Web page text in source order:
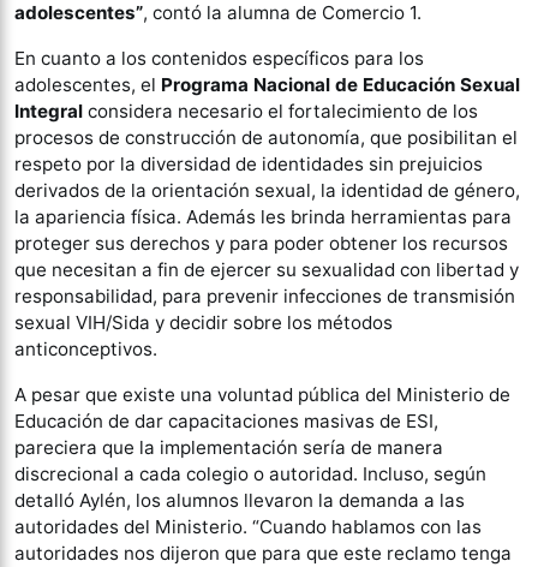
adolescentes”, contó la alumna de Comercio 1.
En cuanto a los contenidos específicos para los
adolescentes, el Programa Nacional de Educación Sexual
Integral considera necesario el fortalecimiento de los
procesos de construcción de autonomía, que posibilitan el
respeto por la diversidad de identidades sin prejuicios
derivados de la orientación sexual, la identidad de género,
la apariencia física. Además les brinda herramientas para
proteger sus derechos y para poder obtener los recursos
que necesitan a fin de ejercer su sexualidad con libertad y
responsabilidad, para prevenir infecciones de transmisión
sexual VIH/Sida y decidir sobre los métodos
anticonceptivos.
A pesar que existe una voluntad pública del Ministerio de
Educación de dar capacitaciones masivas de ESI,
pareciera que la implementación sería de manera
discrecional a cada colegio o autoridad. Incluso, según
detalló Aylén, los alumnos llevaron la demanda a las
autoridades del Ministerio. “Cuando hablamos con las
autoridades nos dijeron que para que este reclamo tenga